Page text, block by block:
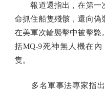
報道還指出，在第一
命抓住船隻殘骸，還向偽
在美軍次輪襲擊中被擊斃
括MQ-9死神無人機在
隻。
多名軍事法專家指出